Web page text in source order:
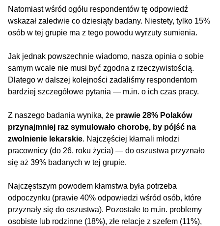
Natomiast wśród ogółu respondentów tę odpowiedź
wskazał zaledwie co dziesiąty badany. Niestety, tylko 15%
osób w tej grupie ma z tego powodu wyrzuty sumienia.
Jak jednak powszechnie wiadomo, nasza opinia o sobie
samym wcale nie musi być zgodna z rzeczywistością.
Dlatego w dalszej kolejności zadaliśmy respondentom
bardziej szczegółowe pytania — m.in. o ich czas pracy.
Z naszego badania wynika, że prawie 28% Polaków
przynajmniej raz symulowało chorobę, by pójść na
zwolnienie lekarskie. Najczęściej kłamali młodzi
pracownicy (do 26. roku życia) — do oszustwa przyznało
się aż 39% badanych w tej grupie.
Najczęstszym powodem kłamstwa była potrzeba
odpoczynku (prawie 40% odpowiedzi wśród osób, które
przyznały się do oszustwa). Pozostałe to m.in. problemy
osobiste lub rodzinne (18%), złe relacje z szefem (11%),